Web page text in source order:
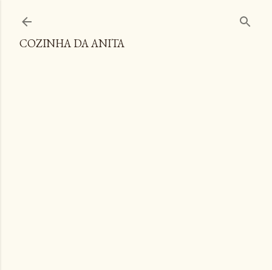
COZINHA DA ANITA